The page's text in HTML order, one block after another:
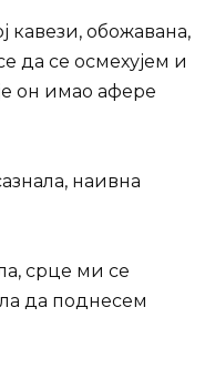
кавези, обожавана,
да се осмехујем и
он имао афере
наивна
срце ми се
да поднесем